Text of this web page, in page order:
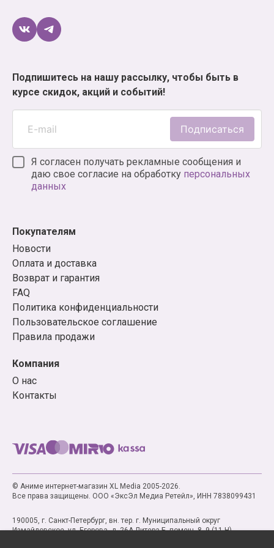
Подпишитесь на нашу рассылку, чтобы быть в
курсе скидок, акций и событий!
Подписаться
Я согласен получать рекламные сообщения и
даю свое согласие на обработку персональных
данных
Покупателям
Новости
Оплата и доставка
Возврат и гарантия
FAQ
Политика конфиденциальности
Пользовательское соглашение
Правила продажи
Компания
О нас
Контакты
© Аниме интернет-магазин XL Media 2005-2026.
Все права защищены. ООО «ЭксЭл Медиа Ретейл», ИНН 7838099431
190005, г. Санкт-Петербург, вн. тер. г. Муниципальный округ
Измайловское, ул. Егорова, д. 26А Литера Б, помещ. 8, 9 (11-Н)